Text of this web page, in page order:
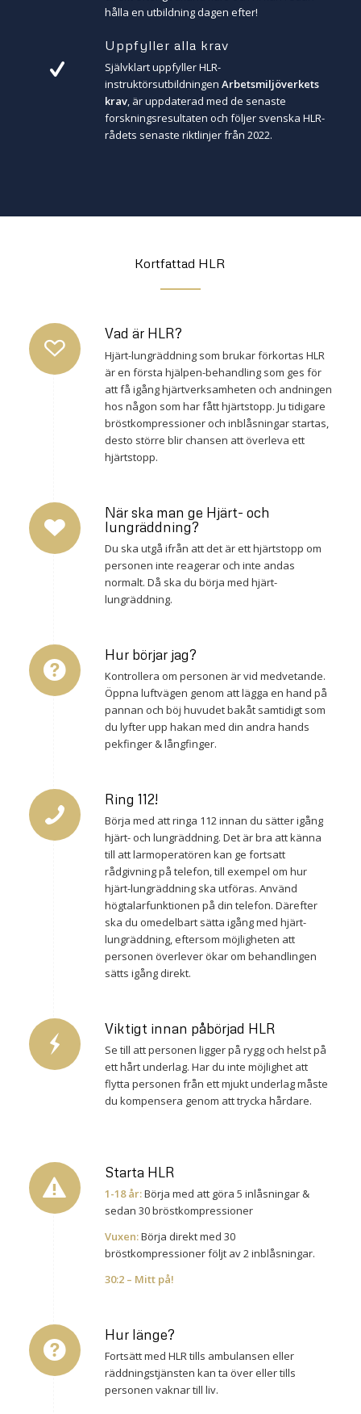
hålla en utbildning dagen efter!
Uppfyller alla krav
Självklart uppfyller HLR-
instruktörsutbildningen Arbetsmiljöverkets
krav, är uppdaterad med de senaste
forskningsresultaten och följer svenska HLR-
rådets senaste riktlinjer från 2022.
Kortfattad HLR
Vad är HLR?
Hjärt-lungräddning som brukar förkortas HLR
är en första hjälpen-behandling som ges för
att få igång hjärtverksamheten och andningen
hos någon som har fått hjärtstopp. Ju tidigare
bröstkompressioner och inblåsningar startas,
desto större blir chansen att överleva ett
hjärtstopp.
När ska man ge Hjärt- och
lungräddning?
Du ska utgå ifrån att det är ett hjärtstopp om
personen inte reagerar och inte andas
normalt. Då ska du börja med hjärt-
lungräddning.
Hur börjar jag?
Kontrollera om personen är vid medvetande.
Öppna luftvägen genom att lägga en hand på
pannan och böj huvudet bakåt samtidigt som
du lyfter upp hakan med din andra hands
pekfinger & långfinger.
Ring 112!
Börja med att ringa 112 innan du sätter igång
hjärt- och lungräddning. Det är bra att känna
till att larmoperatören kan ge fortsatt
rådgivning på telefon, till exempel om hur
hjärt-lungräddning ska utföras. Använd
högtalarfunktionen på din telefon. Därefter
ska du omedelbart sätta igång med hjärt-
lungräddning, eftersom möjligheten att
personen överlever ökar om behandlingen
sätts igång direkt.
Viktigt innan påbörjad HLR
Se till att personen ligger på rygg och helst på
ett hårt underlag. Har du inte möjlighet att
flytta personen från ett mjukt underlag måste
du kompensera genom att trycka hårdare.
Starta HLR
1-18 år:Börja med att göra 5 inlåsningar &
sedan 30 bröstkompressioner
Vuxen:Börja direkt med 30
bröstkompressioner följt av 2 inblåsningar.
30:2 – Mitt på!
Hur länge?
Fortsätt med HLR tills ambulansen eller
räddningstjänsten kan ta över eller tills
personen vaknar till liv.